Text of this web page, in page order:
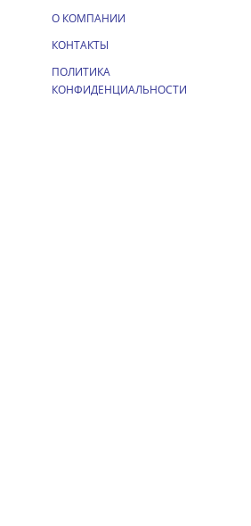
О КОМПАНИИ
КОНТАКТЫ
ПОЛИТИКА
КОНФИДЕНЦИАЛЬНОСТИ